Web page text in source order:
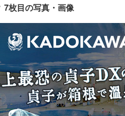
7枚目の写真・画像